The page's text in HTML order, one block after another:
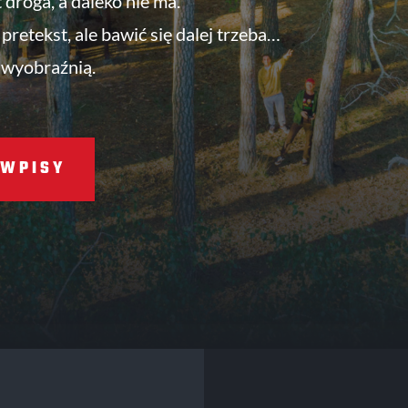
pretekst, ale bawić się dalej trzeba…
WPISY